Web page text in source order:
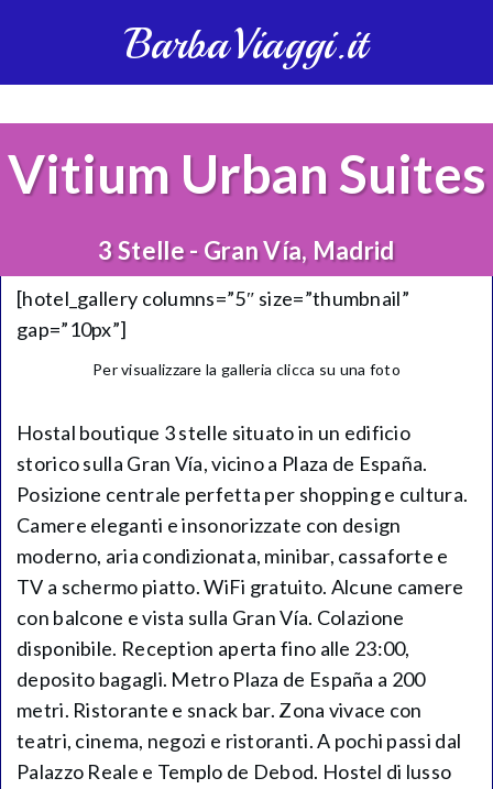
BarbaViaggi.it
Vitium Urban Suites
3 Stelle - Gran Vía, Madrid
[hotel_gallery columns=”5″ size=”thumbnail”
gap=”10px”]
Per visualizzare la galleria clicca su una foto
Hostal boutique 3 stelle situato in un edificio
storico sulla Gran Vía, vicino a Plaza de España.
Posizione centrale perfetta per shopping e cultura.
Camere eleganti e insonorizzate con design
moderno, aria condizionata, minibar, cassaforte e
TV a schermo piatto. WiFi gratuito. Alcune camere
con balcone e vista sulla Gran Vía. Colazione
disponibile. Reception aperta fino alle 23:00,
deposito bagagli. Metro Plaza de España a 200
metri. Ristorante e snack bar. Zona vivace con
teatri, cinema, negozi e ristoranti. A pochi passi dal
Palazzo Reale e Templo de Debod. Hostel di lusso